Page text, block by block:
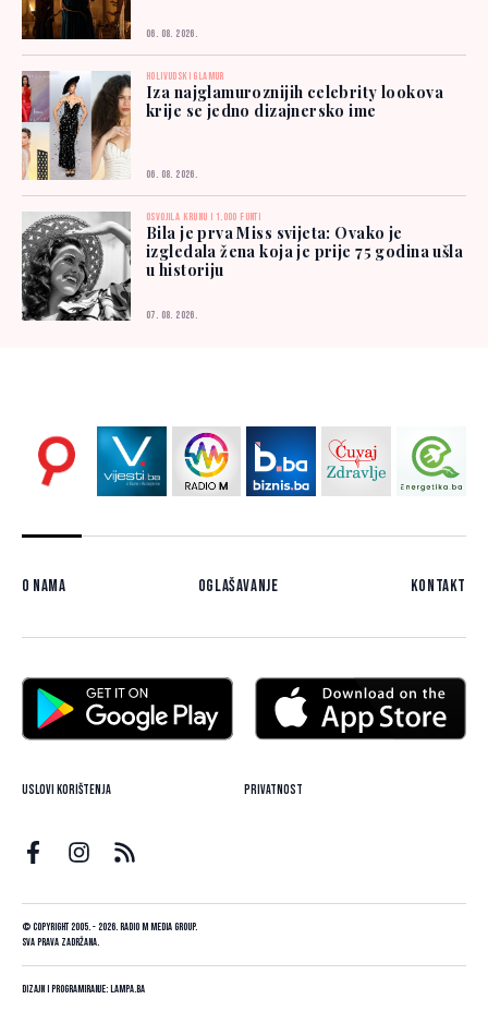
06. 08. 2026.
HOLIVUDSKI GLAMUR
Iza najglamuroznijih celebrity lookova
krije se jedno dizajnersko ime
06. 08. 2026.
OSVOJILA KRUNU I 1.000 FUNTI
Bila je prva Miss svijeta: Ovako je
izgledala žena koja je prije 75 godina ušla
u historiju
07. 08. 2026.
O nama Oglašavanje Kontakt
Uslovi korištenja Privatnost
© Copyright 2005. - 2026. Radio M Media Group.
Sva prava zadržana.
Dizajn i programiranje:Lampa.ba